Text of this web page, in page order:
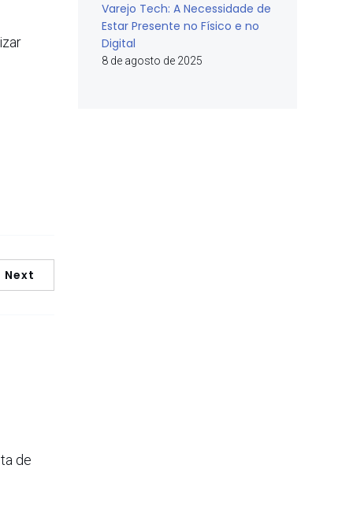
Next
de
Varejo Tech: A Necessidade de
Estar Presente no Físico e no
Digital
8 de agosto de 2025